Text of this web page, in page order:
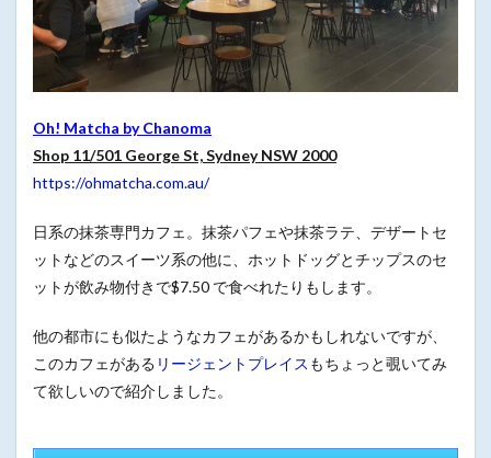
Oh! Matcha by Chanoma
Shop 11/501 George St, Sydney NSW 2000
https://ohmatcha.com.au/
日系の抹茶専門カフェ。抹茶パフェや抹茶ラテ、デザートセ
ットなどのスイーツ系の他に、ホットドッグとチップスのセ
ットが飲み物付きで$7.50 で食べれたりもします。
他の都市にも似たようなカフェがあるかもしれないですが、
このカフェがある リージェントプレイス もちょっと覗いてみ
て欲しいので紹介しました。